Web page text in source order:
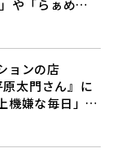
や「らぁめん
さん♪
ョンの店
太門さん』に
機嫌な毎日」を